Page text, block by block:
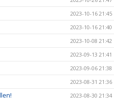
2023-10-16 21:45
2023-10-16 21:40
2023-10-08 21:42
2023-09-13 21:41
2023-09-06 21:38
2023-08-31 21:36
2023-08-30 21:34